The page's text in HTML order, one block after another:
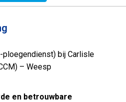
ploegendienst) bij Carlisle
– Weesp
en betrouwbare